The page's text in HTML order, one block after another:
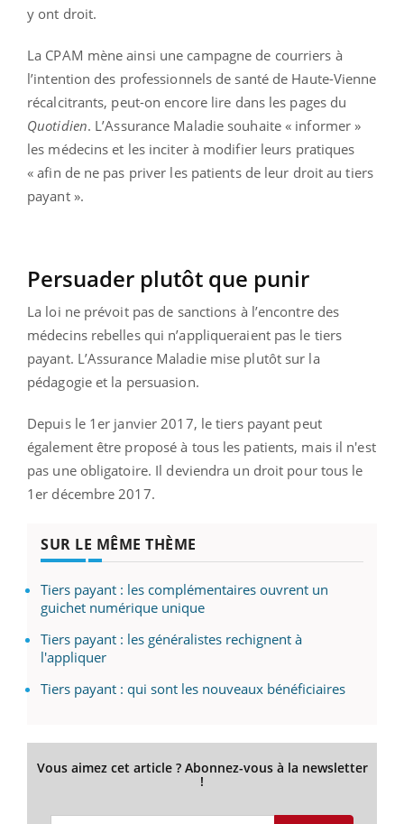
y ont droit.
La CPAM mène ainsi une campagne de courriers à
l’intention des professionnels de santé de Haute-Vienne
récalcitrants, peut-on encore lire dans les pages du
Quotidien. L’Assurance Maladie souhaite « informer »
les médecins et les inciter à modifier leurs pratiques
« afin de ne pas priver les patients de leur droit au tiers
payant ».
Persuader plutôt que punir
La loi ne prévoit pas de sanctions à l’encontre des
médecins rebelles qui n’appliqueraient pas le tiers
payant. L’Assurance Maladie mise plutôt sur la
pédagogie et la persuasion.
Depuis le 1er janvier 2017, le tiers payant peut
également être proposé à tous les patients, mais il n'est
pas une obligatoire. Il deviendra un droit pour tous le
1er décembre 2017.
SUR LE MÊME THÈME
Tiers payant : les complémentaires ouvrent un
guichet numérique unique
Tiers payant : les généralistes rechignent à
l'appliquer
Tiers payant : qui sont les nouveaux bénéficiaires
Vous aimez cet article ? Abonnez-vous à la newsletter
!